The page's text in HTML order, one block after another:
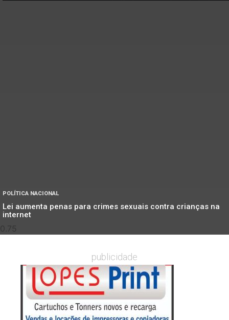
POLÍTICA NACIONAL
Lei aumenta penas para crimes sexuais contra crianças na
internet
publicidade